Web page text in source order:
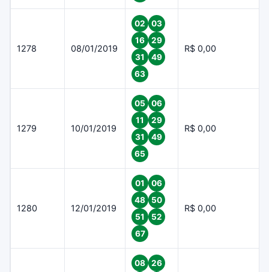
1278 08/01/2019
02
03
16
29
31
49
63
R$ 0,00
1279 10/01/2019
05
06
11
29
31
49
65
R$ 0,00
1280 12/01/2019
01
06
48
50
51
52
67
R$ 0,00
08
26